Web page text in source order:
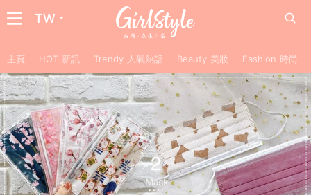
TW
主頁 HOT 新訊 Trendy 人氣熱話 Beauty 美妝 Fashion 時尚